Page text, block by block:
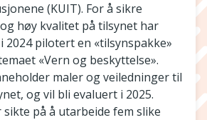
(KUIT). For å sikre
høy kvalitet på tilsynet har
pilotert en «tilsynspakke»
«Vern og beskyttelse».
maler og veiledninger til
og vil bli evaluert i 2025.
på å utarbeide fem slike